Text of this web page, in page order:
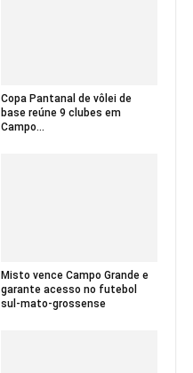
Copa Pantanal de vôlei de
base reúne 9 clubes em
Campo...
Misto vence Campo Grande e
garante acesso no futebol
sul-mato-grossense